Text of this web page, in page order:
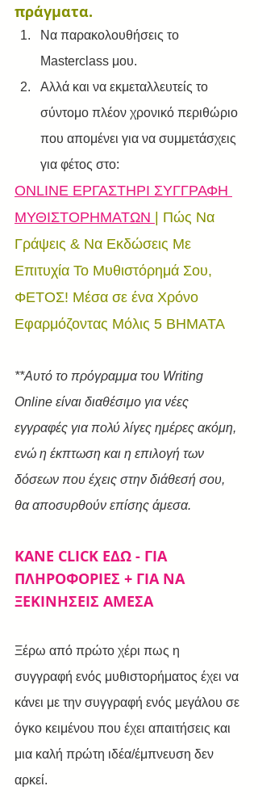
πράγματα.
Να παρακολουθήσεις το
Masterclass μου.
Αλλά και να εκμεταλλευτείς το
σύντομο πλέον χρονικό περιθώριο
που απομένει για να συμμετάσχεις
για φέτος στο:
ONLINE ΕΡΓΑΣΤΗΡΙ ΣΥΓΓΡΑΦΗ
ΜΥΘΙΣΤΟΡΗΜΑΤΩΝ | Πώς Να
Γράψεις & Να Εκδώσεις Με
Επιτυχία Το Μυθιστόρημά Σου,
ΦΕΤΟΣ! Μέσα σε ένα Χρόνο
Εφαρμόζοντας Μόλις 5 ΒΗΜΑΤΑ
**Αυτό το πρόγραμμα του Writing
Online είναι διαθέσιμο για νέες
εγγραφές για πολύ λίγες ημέρες ακόμη,
ενώ η έκπτωση και η επιλογή των
δόσεων που έχεις στην διάθεσή σου,
θα αποσυρθούν επίσης άμεσα.
ΚΑΝΕ CLICK ΕΔΩ - ΓΙΑ
ΠΛΗΡΟΦΟΡΙΕΣ + ΓΙΑ ΝΑ
ΞΕΚΙΝΗΣΕΙΣ ΑΜΕΣΑ
Ξέρω από πρώτο χέρι πως η
συγγραφή ενός μυθιστορήματος έχει να
κάνει με την συγγραφή ενός μεγάλου σε
όγκο κειμένου που έχει απαιτήσεις και
μια καλή πρώτη ιδέα/έμπνευση δεν
αρκεί.